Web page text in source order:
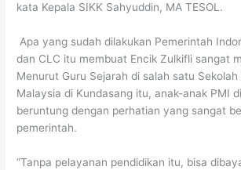
kata Kepala SIKK Sahyuddin, MA TESOL.
Apa yang sudah dilakukan Pemerintah
dan CLC itu membuat Encik Zulkifli sangat
Menurut Guru Sejarah di salah satu Sekolah
Malaysia di Kundasang itu, anak-anak PMI
beruntung dengan perhatian yang sangat
pemerintah.
“Tanpa pelayanan pendidikan itu, bisa